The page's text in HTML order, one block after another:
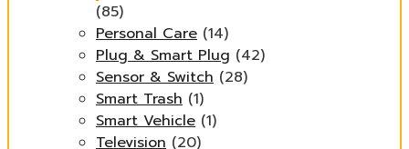
(85)
Personal Care (14)
Plug & Smart Plug (42)
Sensor & Switch (28)
Smart Trash (1)
Smart Vehicle (1)
Television (20)